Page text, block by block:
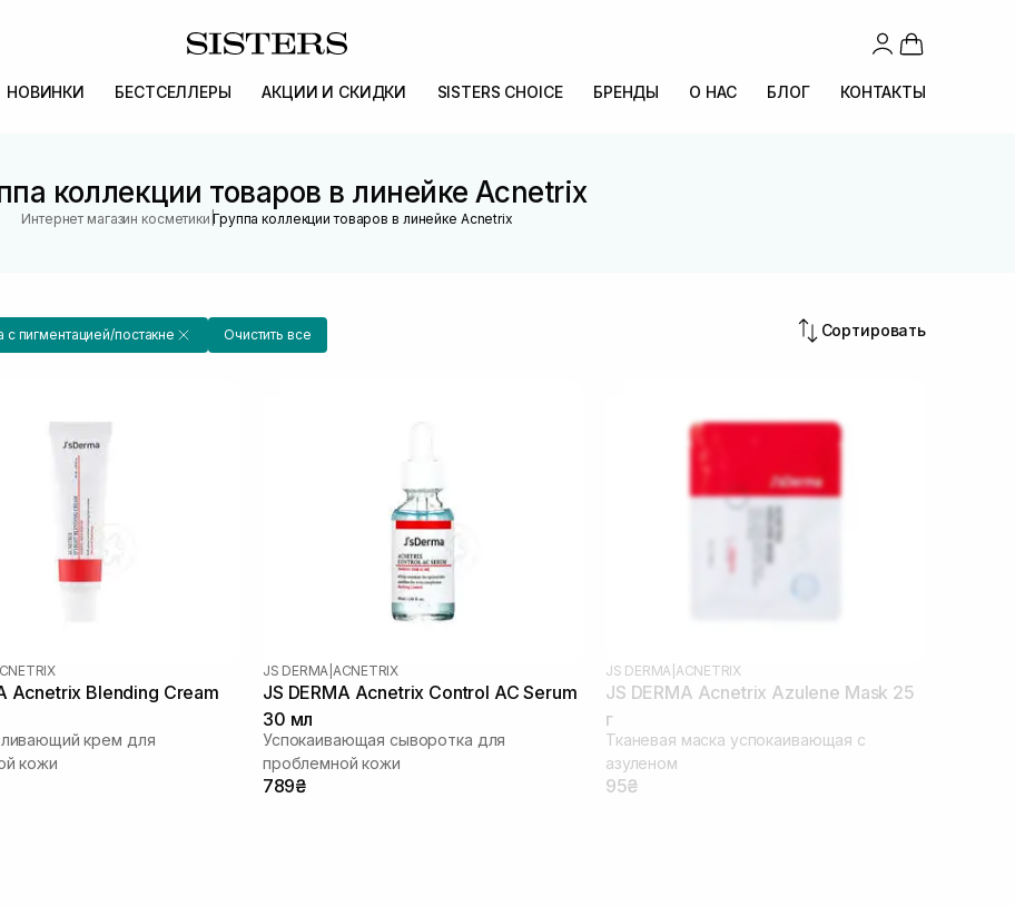
НОВИНКИ БЕСТСЕЛЛЕРЫ АКЦИИ И СКИДКИ SISTERS CHOICE БРЕНДЫ О НАС БЛОГ КОНТАКТЫ
коллекции товаров в линейке Acnetrix
Интернет магазин косметики |Группа коллекции товаров в линейке Acnetrix
с пигментацией/постакне Очистить все Сортировать
Acnetrix Blending Cream
крем для
кожи
JS DERMA ACNETRIX
JS DERMA Acnetrix Control AC Serum
30 мл
Успокаивающая сыворотка для
проблемной кожи
789₴
JS DERMA ACNETRIX
JS DERMA Acnetrix Azulene Mask 25
г
Тканевая маска успокаивающая с
азуленом
95₴